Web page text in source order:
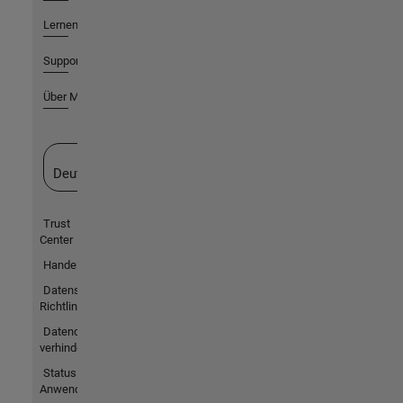
Lernen
Support
Über MathWorks
Deutschland
Trust
Center
Handelsmarken
Datenschutz-
Richtlinien
Datendiebstahl
verhindern
Status von
Anwendungen